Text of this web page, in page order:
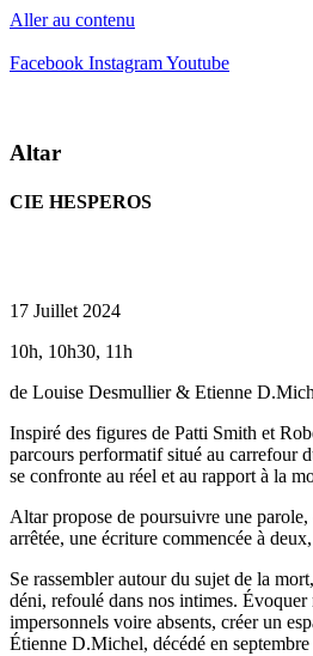
Aller au contenu
Facebook InstagramYoutube
Altar
CIE HESPEROS
17 Juillet 2024
10h, 10h30, 11h
de Louise Desmullier & Etienne
Inspiré des figures de Patti Smith et
parcours performatif situé au carrefour
se confronte au réel et au rapport à la
Altar propose de poursuivre une parole,
arrêtée, une écriture commencée à
Se rassembler autour du sujet de la
déni, refoulé dans nos intimes.
impersonnels voire absents, créer un
Étienne D.Michel, décédé en